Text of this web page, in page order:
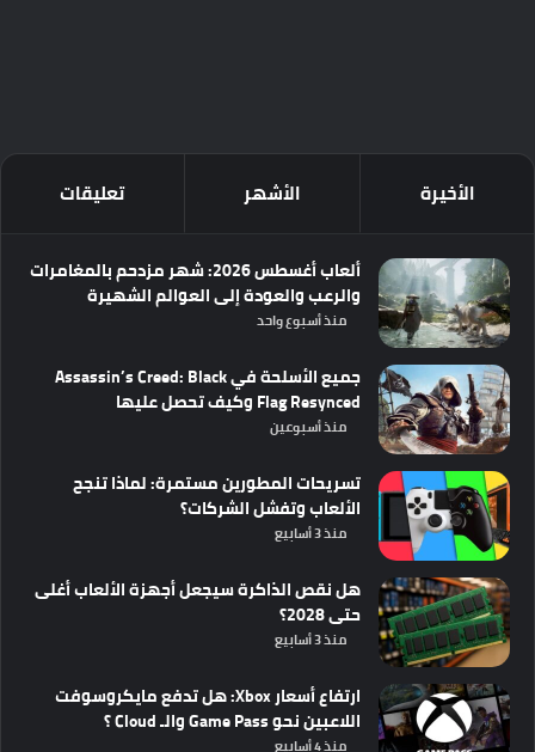
الأخيرة الأشهر تعليقات
ألعاب أغسطس 2026: شهر مزدحم بالمغامرات
والرعب والعودة إلى العوالم الشهيرة
منذ أسبوع واحد
جميع الأسلحة في Assassin’s Creed: Black
Flag Resynced وكيف تحصل عليها
منذ أسبوعين
تسريحات المطورين مستمرة: لماذا تنجح
الألعاب وتفشل الشركات؟
منذ 3 أسابيع
هل نقص الذاكرة سيجعل أجهزة الألعاب أغلى
حتى 2028؟
منذ 3 أسابيع
ارتفاع أسعار Xbox: هل تدفع مايكروسوفت
اللاعبين نحو Game Pass والـ Cloud ؟
منذ 4 أسابيع